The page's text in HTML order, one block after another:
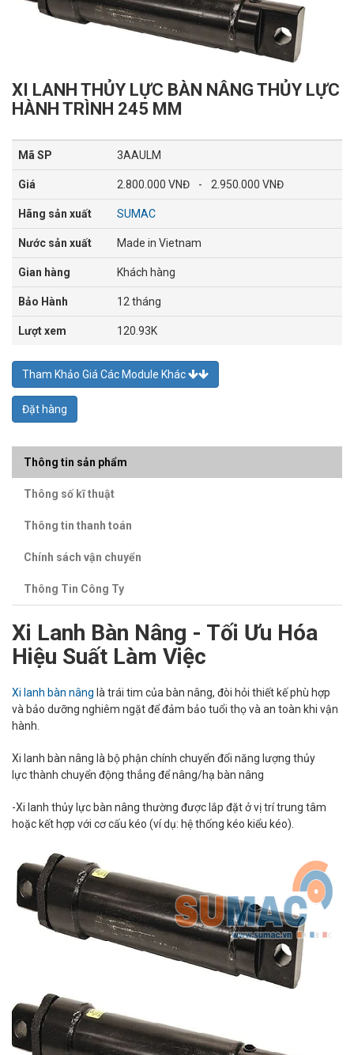
XI LANH THỦY LỰC BÀN NÂNG THỦY LỰC
HÀNH TRÌNH 245 MM
Mã SP 3AAULM
Giá 2.800.000 VNĐ - 2.950.000 VNĐ
Hãng sản xuất SUMAC
Nước sản xuất Made in Vietnam
Gian hàng Khách hàng
Bảo Hành 12 tháng
Lượt xem 120.93K
Tham Khảo Giá Các Module Khác
Đặt hàng
Thông tin sản phẩm
Thông số kĩ thuật
Thông tin thanh toán
Chính sách vận chuyển
Thông Tin Công Ty
Xi Lanh Bàn Nâng - Tối Ưu Hóa
Hiệu Suất Làm Việc
Xi lanh bàn nâng là trái tim của bàn nâng, đòi hỏi thiết kế phù hợp
và bảo dưỡng nghiêm ngặt để đảm bảo tuổi thọ và an toàn khi vận
hành.
Xi lanh bàn nâng là bộ phận chính chuyển đổi năng lượng thủy
lực thành chuyển động thẳng để nâng/hạ bàn nâng
-Xi lanh thủy lực bàn nâng thường được lắp đặt ở vị trí trung tâm
hoặc kết hợp với cơ cấu kéo (ví dụ: hệ thống kéo kiểu kéo).